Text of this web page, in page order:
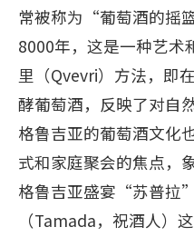
常被称为“葡萄酒的摇
8000年，这是一种艺术
里（Qvevri）方法，即
酵葡萄酒，反映了对自
格鲁吉亚的葡萄酒文化
式和家庭聚会的焦点，
格鲁吉亚盛宴“苏普拉
（Tamada，祝酒人）